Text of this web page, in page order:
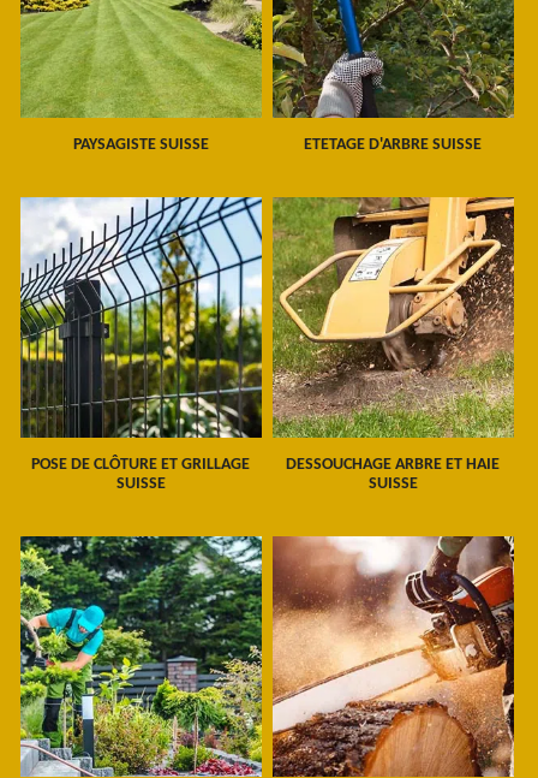
PAYSAGISTE SUISSE ETETAGE D'ARBRE SUISSE
POSE DE CLÔTURE ET GRILLAGE
SUISSE
DESSOUCHAGE ARBRE ET HAIE
SUISSE